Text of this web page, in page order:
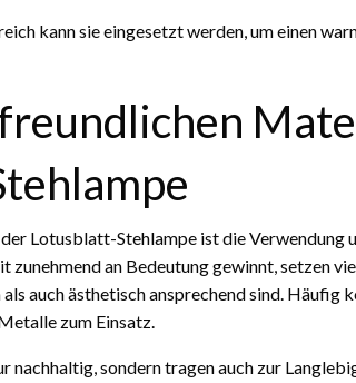
kann sie eingesetzt werden, um einen
Lotusblatt-Stehlampe ist die
zunehmend an Bedeutung gewinnt, setzen
auch ästhetisch ansprechend sind. Häufig
zum Einsatz.
nachhaltig, sondern tragen auch zur